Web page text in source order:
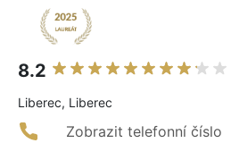
8.2
Liberec, Liberec
Zobrazit telefonní číslo